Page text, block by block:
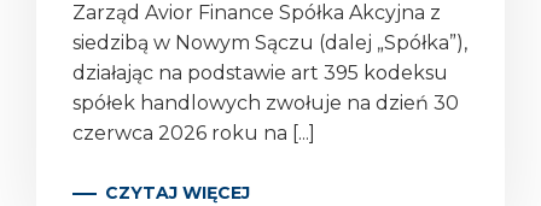
Zarząd Avior Finance Spółka Akcyjna z
siedzibą w Nowym Sączu (dalej „Spółka”),
działając na podstawie art 395 kodeksu
spółek handlowych zwołuje na dzień 30
czerwca 2026 roku na [...]
CZYTAJ WIĘCEJ